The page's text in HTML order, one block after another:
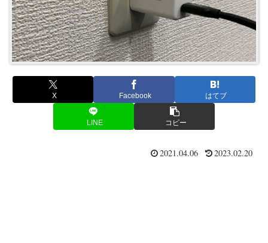
X Facebook はてブ
LINE コピー
2021.04.06 2023.02.20